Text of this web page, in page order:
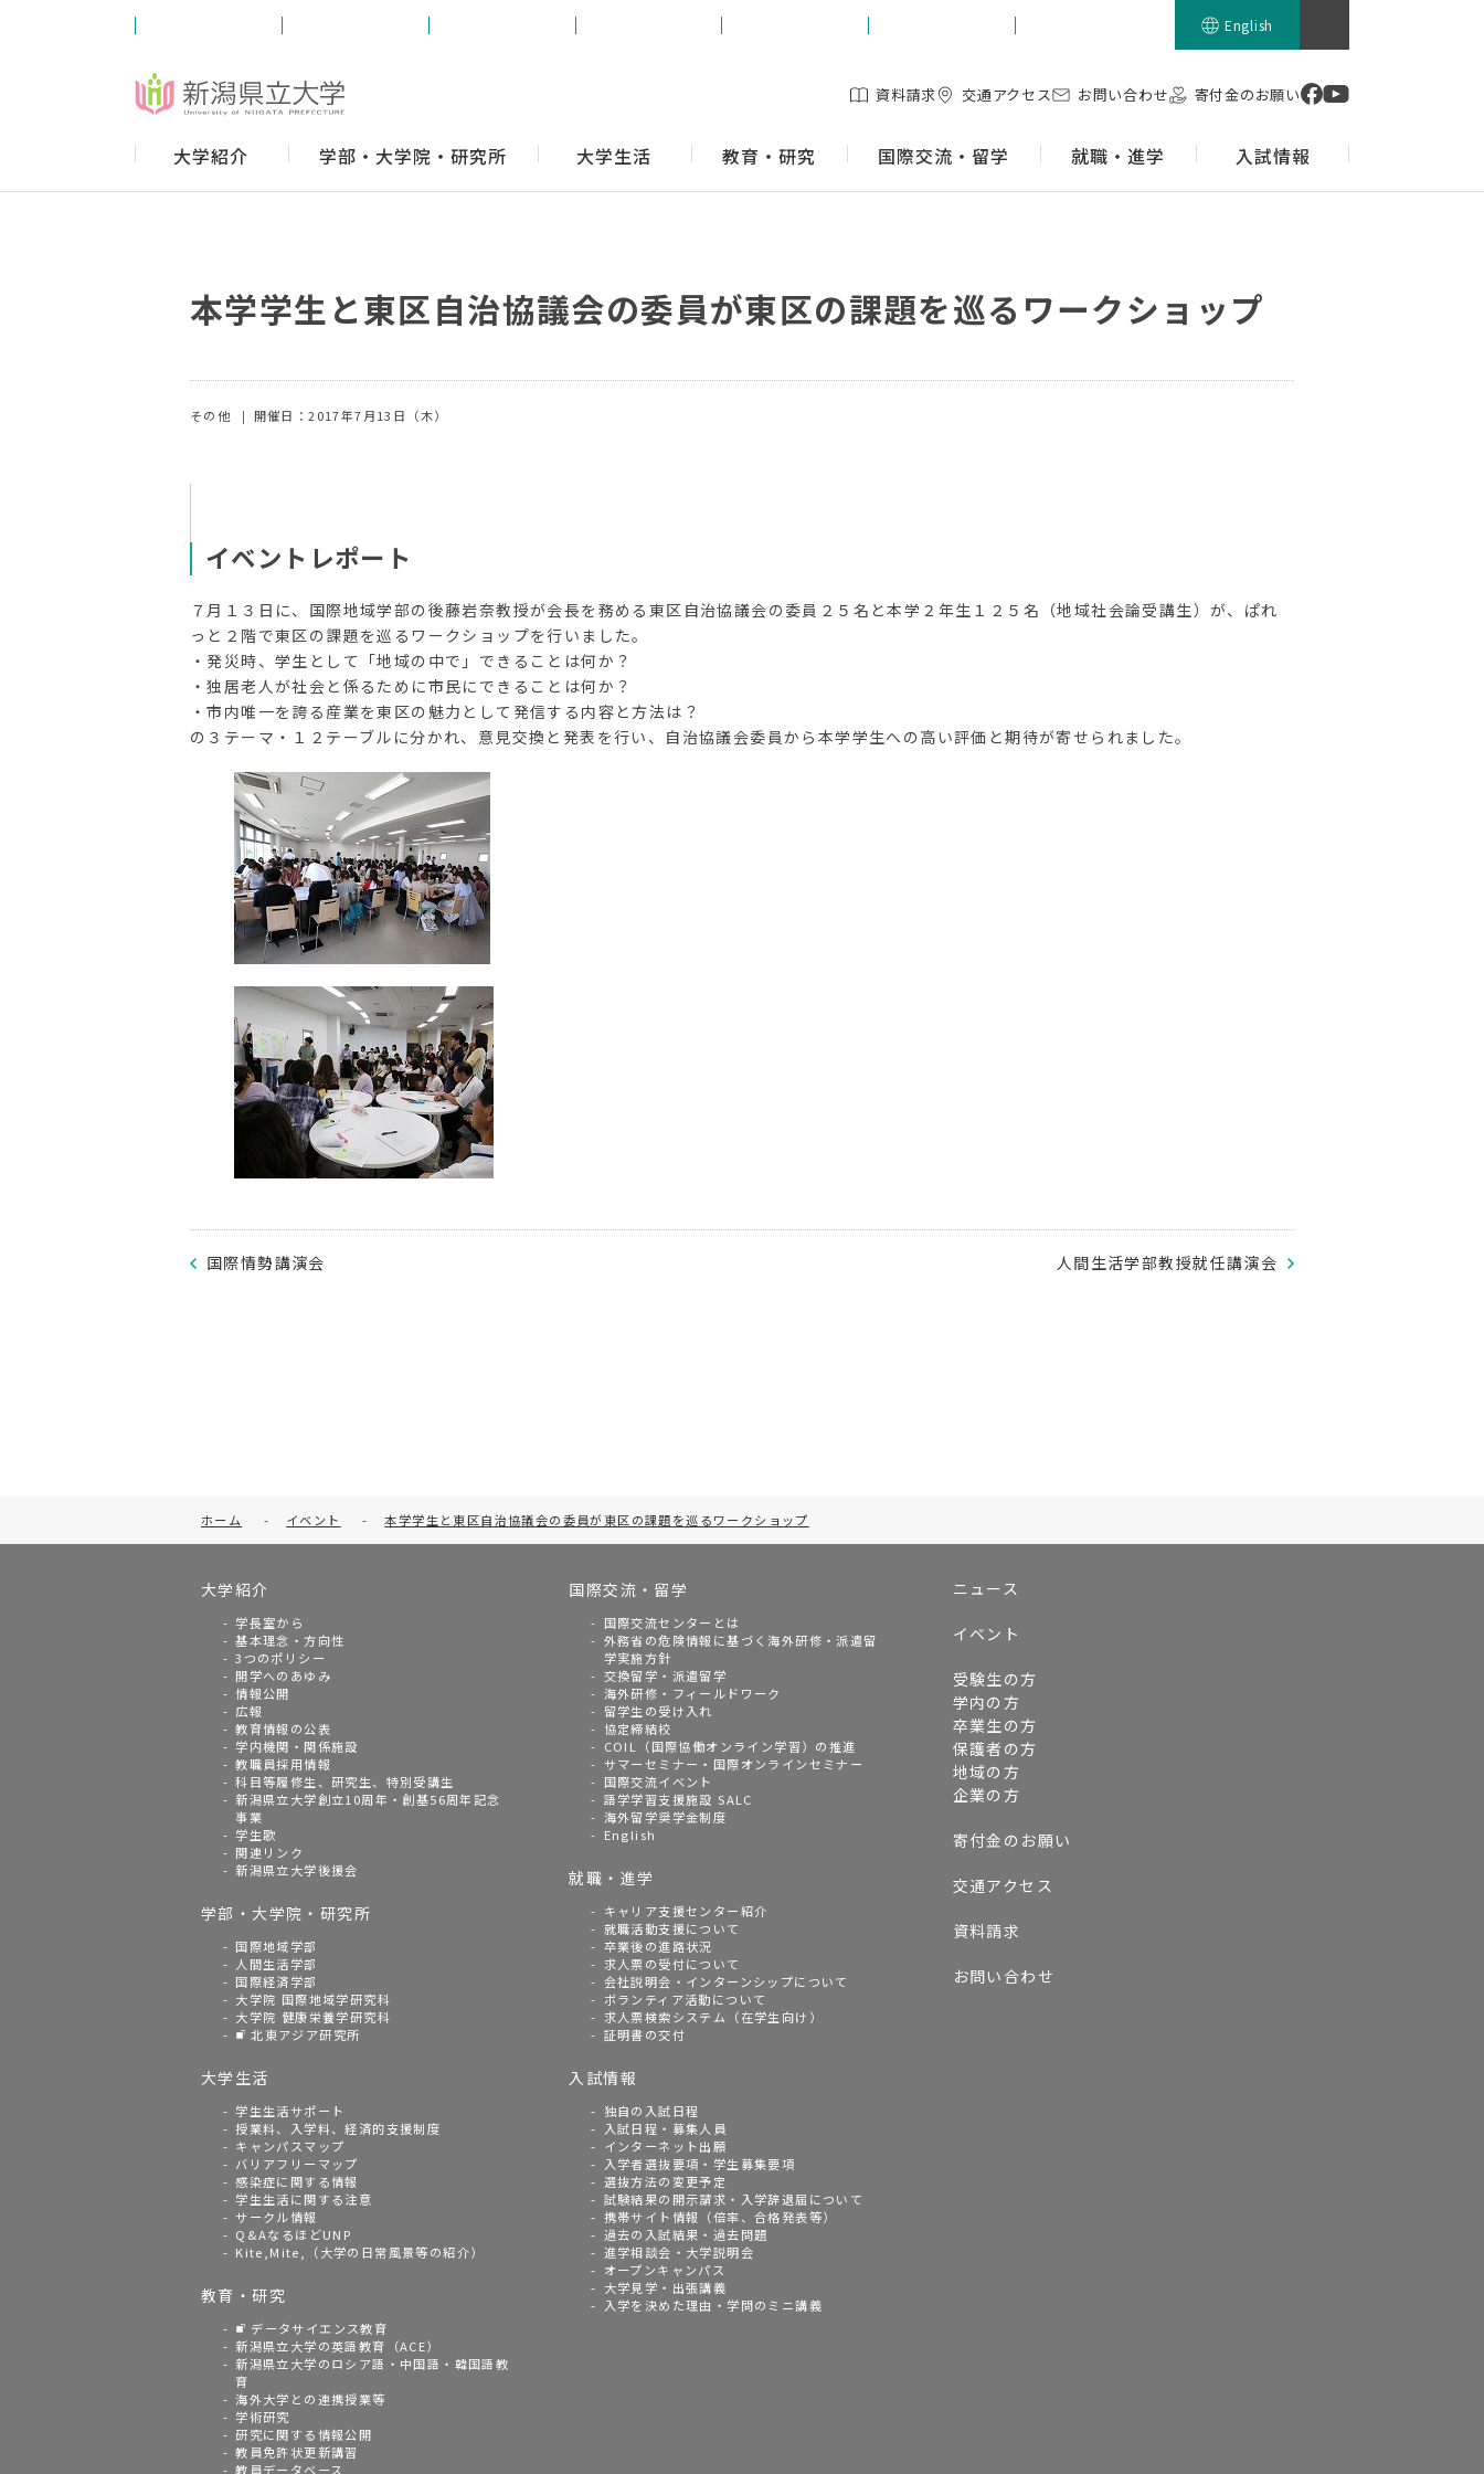
English
資料請求 交通アクセス お問い合わせ 寄付金のお願い
大学紹介 学部・大学院・研究所 大学生活 教育・研究 国際交流・留学 就職・進学 入試情報
本学学生と東区自治協議会の委員が東区の課題を巡るワークショップ
その他 開催日：2017年7月13日（木）
イベントレポート
７月１３日に、国際地域学部の後藤岩奈教授が会長を務める東区自治協議会の委員２５名と本学２年生１２５名（地域社会論受講生）が、ぱれ
っと２階で東区の課題を巡るワークショップを行いました。
・発災時、学生として「地域の中で」できることは何か？
・独居老人が社会と係るために市民にできることは何か？
・市内唯一を誇る産業を東区の魅力として発信する内容と方法は？
の３テーマ・１２テーブルに分かれ、意見交換と発表を行い、自治協議会委員から本学学生への高い評価と期待が寄せられました。
国際情勢講演会 人間生活学部教授就任講演会
ホーム - イベント - 本学学生と東区自治協議会の委員が東区の課題を巡るワークショップ
大学紹介
学長室から
基本理念・方向性
3つのポリシー
開学へのあゆみ
情報公開
広報
教育情報の公表
学内機関・関係施設
教職員採用情報
科目等履修生、研究生、特別受講生
新潟県立大学創立10周年・創基56周年記念
事業
学生歌
関連リンク
新潟県立大学後援会
学部・大学院・研究所
国際地域学部
人間生活学部
国際経済学部
大学院 国際地域学研究科
大学院 健康栄養学研究科
北東アジア研究所
大学生活
学生生活サポート
授業料、入学料、経済的支援制度
キャンパスマップ
バリアフリーマップ
感染症に関する情報
学生生活に関する注意
サークル情報
Q&AなるほどUNP
Kite,Mite,（大学の日常風景等の紹介）
教育・研究
データサイエンス教育
新潟県立大学の英語教育（ACE）
新潟県立大学のロシア語・中国語・韓国語教
育
海外大学との連携授業等
学術研究
研究に関する情報公開
教員免許状更新講習
教員データベース
国際交流・留学
国際交流センターとは
外務省の危険情報に基づく海外研修・派遣留
学実施方針
交換留学・派遣留学
海外研修・フィールドワーク
留学生の受け入れ
協定締結校
COIL（国際協働オンライン学習）の推進
サマーセミナー・国際オンラインセミナー
国際交流イベント
語学学習支援施設 SALC
海外留学奨学金制度
English
就職・進学
キャリア支援センター紹介
就職活動支援について
卒業後の進路状況
求人票の受付について
会社説明会・インターンシップについて
ボランティア活動について
求人票検索システム（在学生向け）
証明書の交付
入試情報
独自の入試日程
入試日程・募集人員
インターネット出願
入学者選抜要項・学生募集要項
選抜方法の変更予定
試験結果の開示請求・入学辞退届について
携帯サイト情報（倍率、合格発表等）
過去の入試結果・過去問題
進学相談会・大学説明会
オープンキャンパス
大学見学・出張講義
入学を決めた理由・学問のミニ講義
ニュース
イベント
受験生の方
学内の方
卒業生の方
保護者の方
地域の方
企業の方
寄付金のお願い
交通アクセス
資料請求
お問い合わせ